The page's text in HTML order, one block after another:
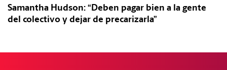
Samantha Hudson: “Deben pagar bien a la gente
del colectivo y dejar de precarizarla”